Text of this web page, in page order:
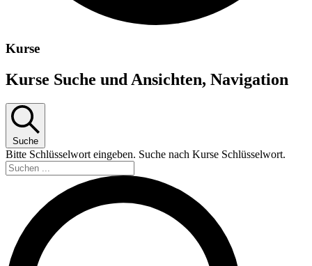
Kurse
Kurse Suche und Ansichten, Navigation
Suche
Bitte Schlüsselwort eingeben. Suche nach Kurse Schlüsselwort.